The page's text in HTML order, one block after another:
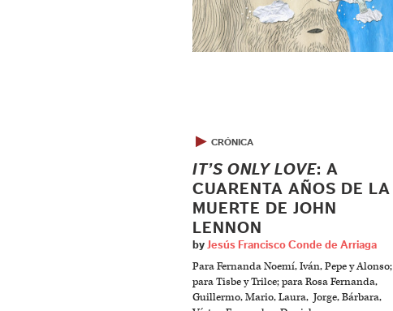
▶ CRÓNICA
IT’S ONLY LOVE: A
CUARENTA AÑOS DE LA
MUERTE DE JOHN
LENNON
by Jesús Francisco Conde de Arriaga
Para Fernanda Noemí, Iván, Pepe y Alonso;
para Tisbe y Trilce; para Rosa Fernanda,
Guillermo, Mario, Laura, Jorge, Bárbara,